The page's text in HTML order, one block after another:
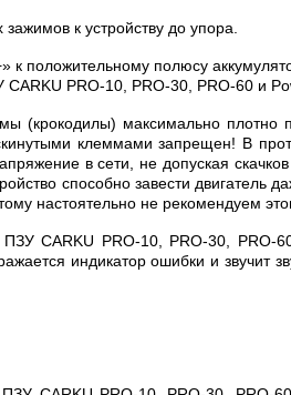
к устройству до упора.
к положительному полюсу
PRO-10, PRO-30, PRO-60 и
(крокодилы) максимально
клеммами запрещен! В
в сети, не допуская
способно завести
настоятельно не рекомендуем
CARKU PRO-10, PRO-30,
индикатор ошибки и звучит